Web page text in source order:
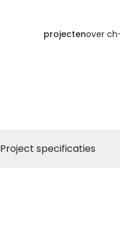
projectenover
Project specificaties